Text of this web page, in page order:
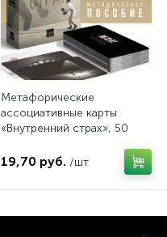
Метафорические
ассоциативные карты
«Внутренний страх», 50
19,70 руб. /шт